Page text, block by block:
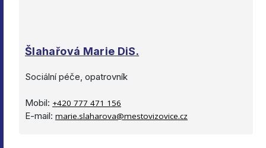
Šlahařová Marie DiS.
Sociální péče, opatrovník
Mobil: +420 777 471 156
E-mail: marie.slaharova@mestovizovice.cz